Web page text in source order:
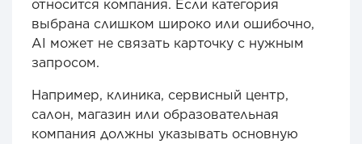
относится компания. Если категория
выбрана слишком широко или ошибочно,
AI может не связать карточку с нужным
запросом.
Например, клиника, сервисный центр,
салон, магазин или образовательная
компания должны указывать основную